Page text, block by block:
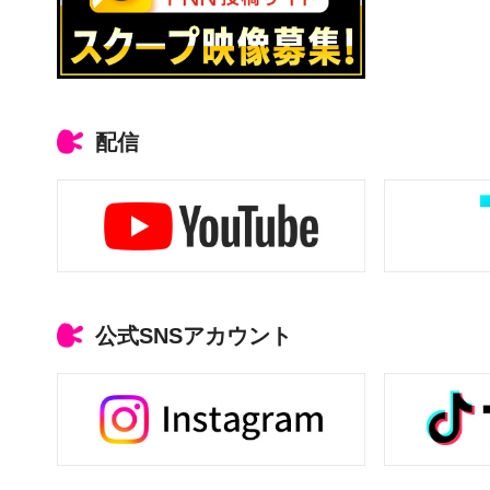
配信
公式SNSアカウント